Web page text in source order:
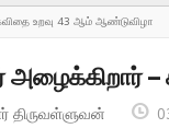
உறவு 43 ஆம் ஆண்டுவிழா
அழைக்கிறார்
திருவள்ளுவன்